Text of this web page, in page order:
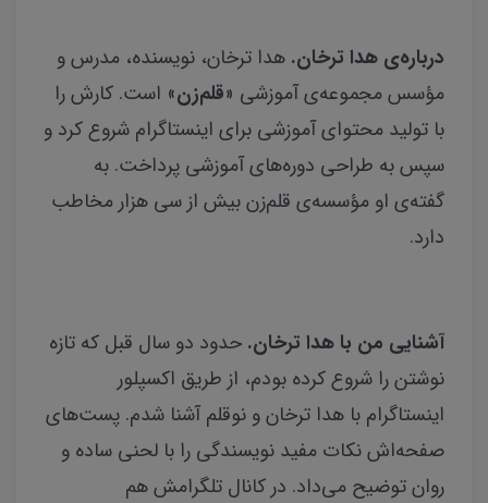
درباره‌ی هدا ترخان. هدا ترخان، نویسنده، مدرس و
مؤسس مجموعه‌ی آموزشی «قلم‌زن» است. کارش را
با تولید محتوای آموزشی برای اینستاگرام شروع کرد و
سپس به طراحی دوره‌های آموزشی پرداخت. به
گفته‌ی او مؤسسه‌ی قلم‌زن بیش از سی هزار مخاطب
دارد.
آشنایی من با هدا ترخان. حدود دو سال قبل که تازه
نوشتن را شروع کرده بودم، از طریق اکسپلور
اینستاگرام با هدا ترخان و نوقلم آشنا شدم. پست‌های
صفحه‌اش نکات مفید نویسندگی را با لحنی ساده و
روان توضیح می‌داد. در کانال تلگرامش هم